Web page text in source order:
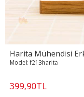
Harita Mühendisi
399,90TL
Model: f213harita